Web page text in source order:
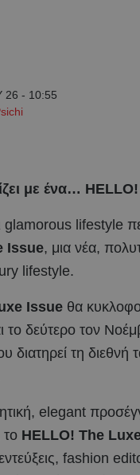
26 - 10:55
με ένα… HELLO!
glamorous lifestyle
Issue, μια νέα,
lifestyle.
Issue θα
το δεύτερο τον
διατηρεί τη
elegant
το HELLO! The
fashion